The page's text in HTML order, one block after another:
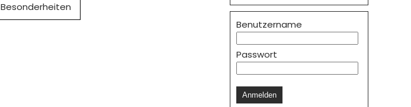
Besonderheiten
Benutzername
Passwort
Anmelden